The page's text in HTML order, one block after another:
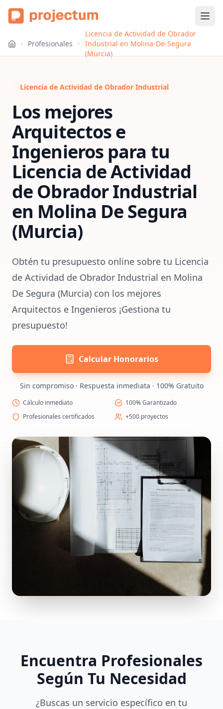
Profesionales
Licencia de Actividad de Obrador
Industrial en Molina-De-Segura
(Murcia)
Licencia de Actividad de Obrador Industrial
Los mejores
Arquitectos e
Ingenieros para tu
Licencia de Actividad
de Obrador Industrial
en Molina De Segura
(Murcia)
Obtén tu presupuesto online sobre tu Licencia
de Actividad de Obrador Industrial en Molina
De Segura (Murcia) con los mejores
Arquitectos e Ingenieros ¡Gestiona tu
presupuesto!
Calcular Honorarios
Sin compromiso · Respuesta inmediata · 100% Gratuito
Cálculo inmediato
100% Garantizado
Profesionales certificados
+500 proyectos
Encuentra Profesionales
Según Tu Necesidad
¿Buscas un servicio específico en tu